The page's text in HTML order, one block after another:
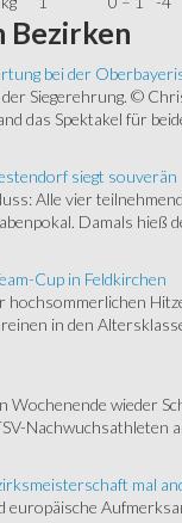
Bezirken
bei der
Siegerehrung. ©
das Spektakel für
siegt souverän
Alle vier
Damals
Cup in Feldkirchen
in den
Wochenende wieder
Nachwuchsathleten
mal
europäische